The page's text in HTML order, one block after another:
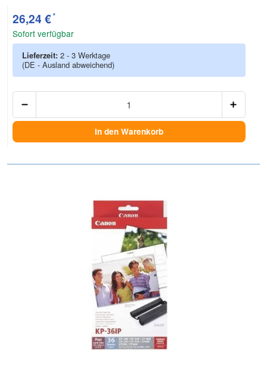
26,24 €*
Sofort verfügbar
Lieferzeit: 2 - 3 Werktage
(DE - Ausland abweichend)
In den Warenkorb